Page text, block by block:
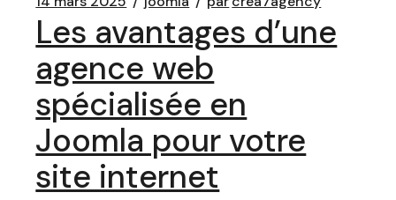
Les avantages d’une
agence web
spécialisée en
Joomla pour votre
site internet